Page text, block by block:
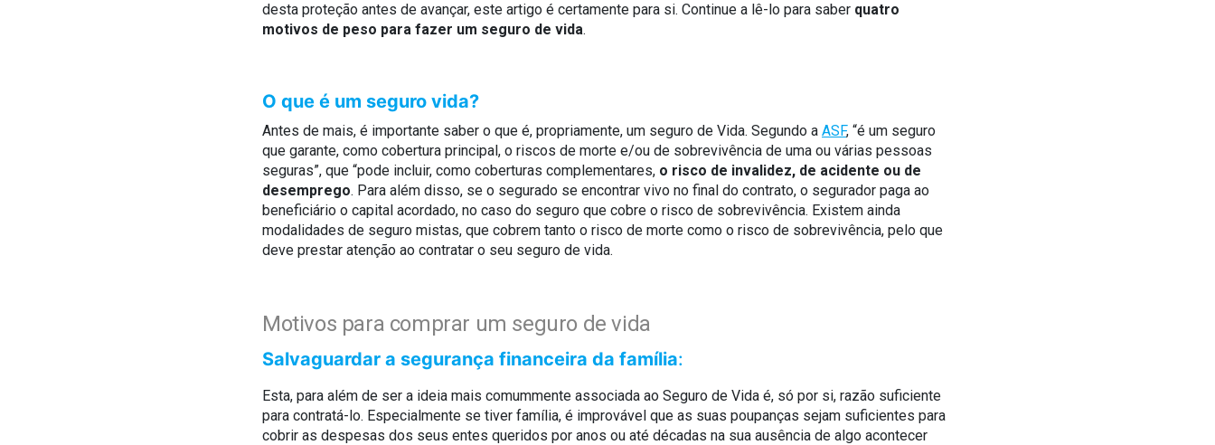
desta proteção antes de avançar, este artigo é certamente para si. Continue a lê-lo para saber quatro
motivos de peso para fazer um seguro de vida.
O que é um seguro vida?
Antes de mais, é importante saber o que é, propriamente, um seguro de Vida. Segundo a ASF, “é um seguro
que garante, como cobertura principal, o riscos de morte e/ou de sobrevivência de uma ou várias pessoas
seguras”, que “pode incluir, como coberturas complementares, o risco de invalidez, de acidente ou de
desemprego. Para além disso, se o segurado se encontrar vivo no final do contrato, o segurador paga ao
beneficiário o capital acordado, no caso do seguro que cobre o risco de sobrevivência. Existem ainda
modalidades de seguro mistas, que cobrem tanto o risco de morte como o risco de sobrevivência, pelo que
deve prestar atenção ao contratar o seu seguro de vida.
Motivos para comprar um seguro de vida
Salvaguardar a segurança financeira da família:
Esta, para além de ser a ideia mais comummente associada ao Seguro de Vida é, só por si, razão suficiente
para contratá-lo. Especialmente se tiver família, é improvável que as suas poupanças sejam suficientes para
cobrir as despesas dos seus entes queridos por anos ou até décadas na sua ausência de algo acontecer